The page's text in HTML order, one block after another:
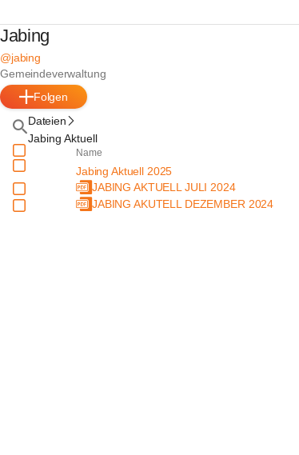
Jabing
@jabing
Gemeindeverwaltung
Folgen
Dateien
Jabing Aktuell
Name
Jabing Aktuell 2025
JABING AKTUELL JULI 2024
JABING AKUTELL DEZEMBER 2024